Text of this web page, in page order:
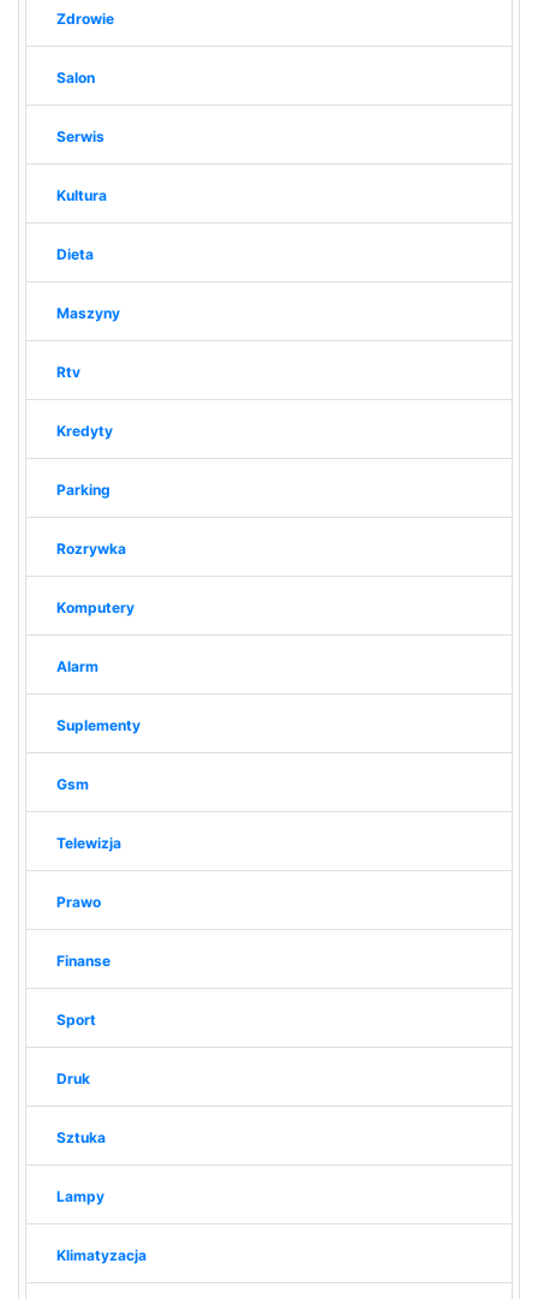
Zdrowie
Salon
Serwis
Kultura
Dieta
Maszyny
Rtv
Kredyty
Parking
Rozrywka
Komputery
Alarm
Suplementy
Gsm
Telewizja
Prawo
Finanse
Sport
Druk
Sztuka
Lampy
Klimatyzacja